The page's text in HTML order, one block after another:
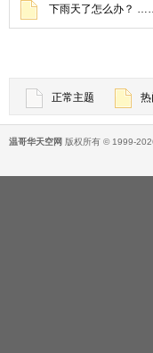
下雨天了怎么办？
正常主题 热
温哥华天空网 版权所有 © 1999-